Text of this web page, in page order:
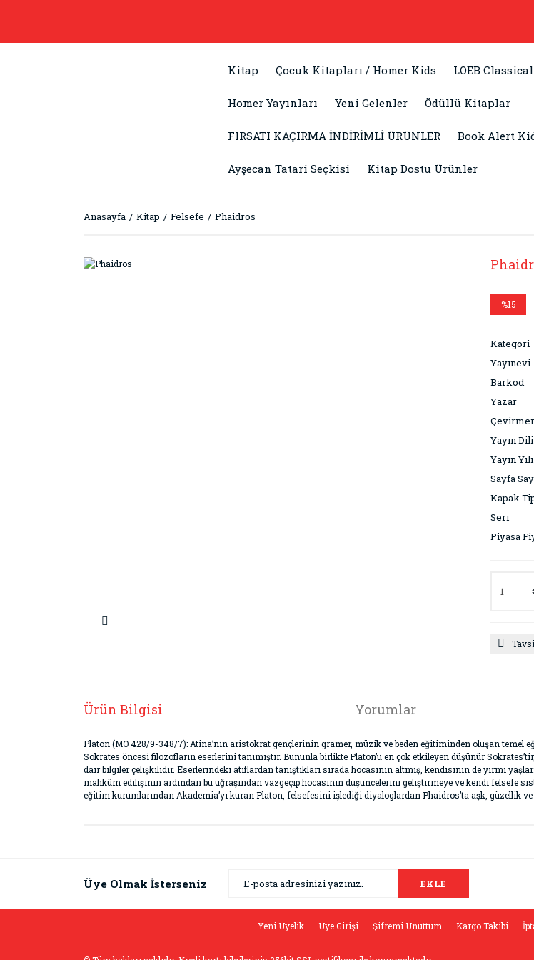
Kitap Çocuk Kitapları / Homer Kids LOEB
Homer Yayınları Yeni Gelenler Ödüllü Kitaplar
FIRSATI KAÇIRMA İNDİRİMLİ ÜRÜNLER Book Alert
Ayşecan Tatari Seçkisi Kitap Dostu Ürünler
Anasayfa Kitap Felsefe Phaidros
%15
Kategori
Yayınevi
Barkod
Yazar
Yayın Dili
Yayın Yılı
Sayfa
Kapak
Seri
Piyasa
Ürün Bilgisi Yorumlar
Platon (MÖ 428/9-348/7): Atina’nın aristokrat gençlerinin gramer, müzik ve beden eğitiminden oluşan
Sokrates öncesi filozofların eserlerini tanımıştır. Bununla birlikte Platon’u en çok etkileyen düşünür
dair bilgiler çelişkilidir. Eserlerindeki atıflardan tanıştıkları sırada hocasının altmış, kendisinin de yirmi
mahkûm edilişinin ardından bu uğraşından vazgeçip hocasının düşüncelerini geliştirmeye ve kendi felsefe
eğitim kurumlarından Akademia’yı kuran Platon, felsefesini işlediği diyaloglardan Phaidros’ta aşk, güzellik
Yorum Yaz
Ürün resmi kalitesiz, bozuk veya görüntülenemiyor.
Üye Olmak İsterseniz EKLE
Yeni Üyelik Üye Girişi Şifremi Unuttum Kargo Takibi